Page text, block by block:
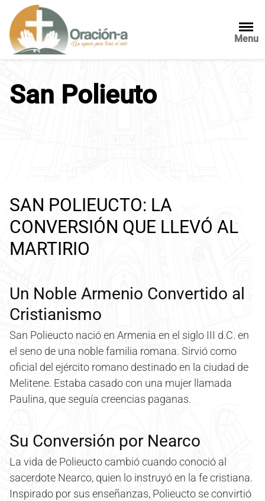
a
Menu
San Polieuto
SAN POLIEUCTO: LA
CONVERSIÓN QUE LLEVÓ AL
MARTIRIO
Un Noble Armenio Convertido al
Cristianismo
San Polieucto nació en Armenia en el siglo III d.C. en
el seno de una noble familia romana. Sirvió como
oficial del ejército romano destinado en la ciudad de
Melitene. Estaba casado con una mujer llamada
Paulina, que seguía creencias paganas.
Su Conversión por Nearco
La vida de Polieucto cambió cuando conoció al
sacerdote Nearco, quien lo instruyó en la fe cristiana.
Inspirado por sus enseñanzas, Polieucto se convirtió